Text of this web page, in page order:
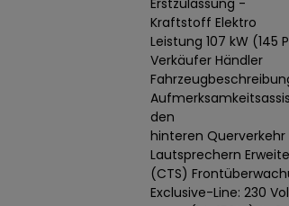
Erstzulassung -
Kraftstoff Elektro
Leistung 107 kW (145
Verkäufer Händler
den
hinteren Querverkehr
Lautsprechern
(CTS)
Exclusive-Line: 230